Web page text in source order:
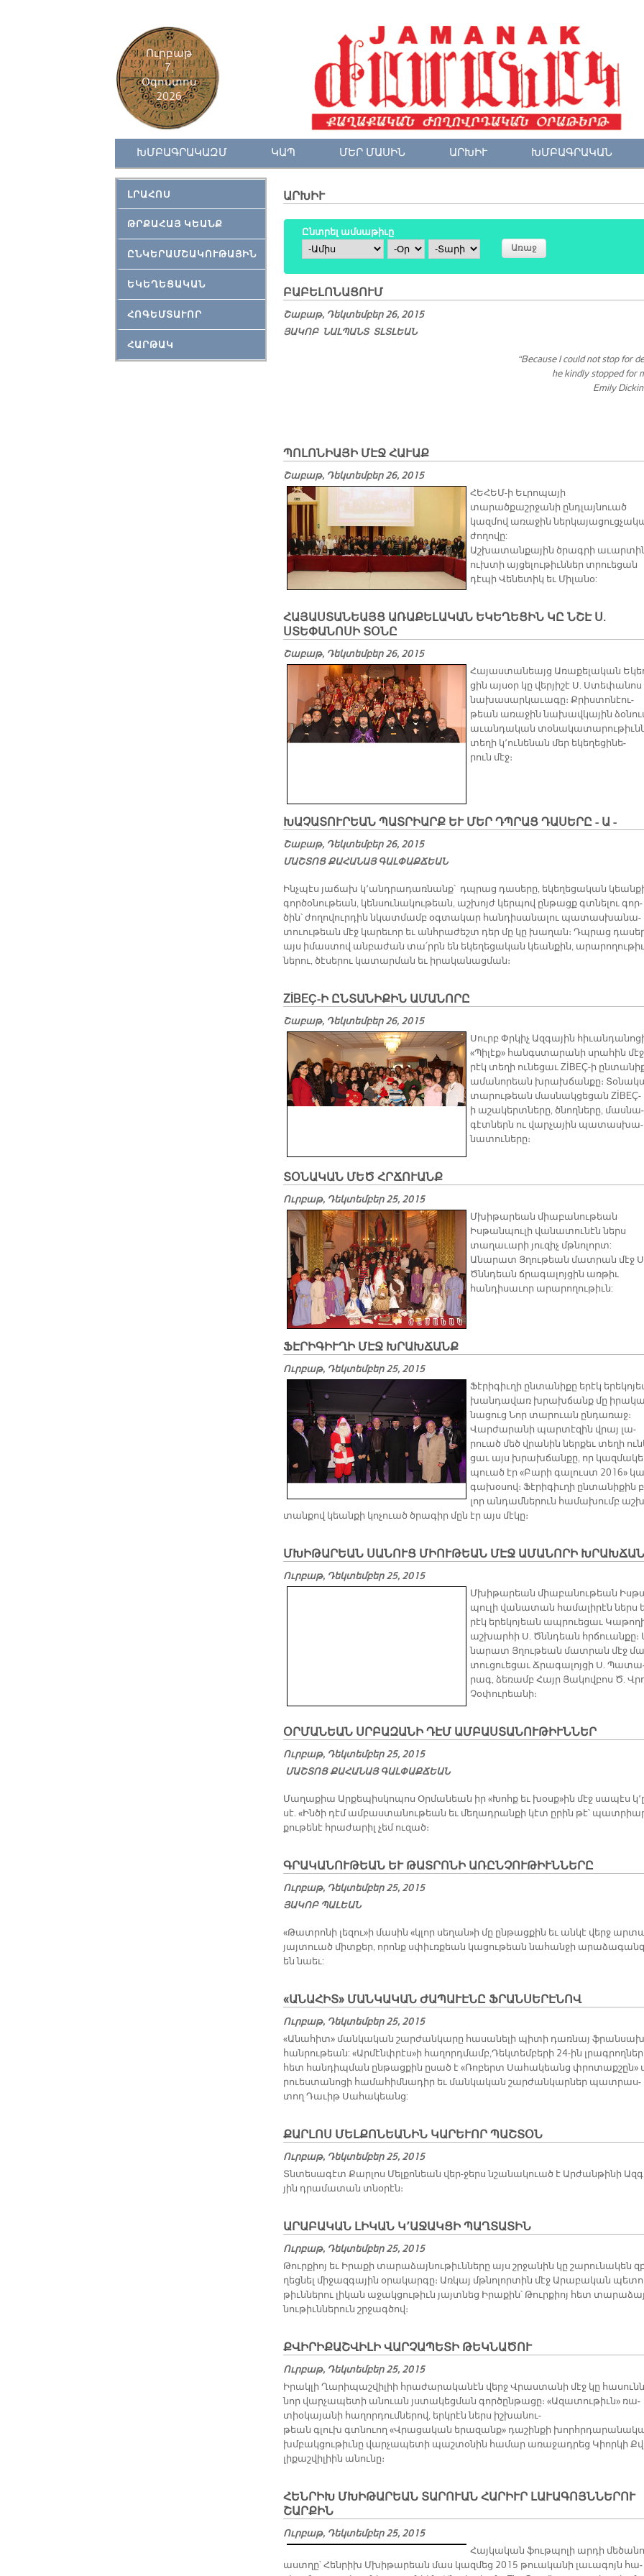
Ուրբաթ
7,
Օգոստոս
2026
ԽՄԲԱԳՐԱԿԱԶՄ ԿԱՊ ՄԵՐ ՄԱՍԻՆ ԱՐԽԻՒ ԽՄԲԱԳՐԱԿԱՆ
ԼՐԱՀՈՍ
ԹՐՔԱՀԱՅ ԿԵԱՆՔ
ԸՆԿԵՐԱՄՇԱԿՈՒԹԱՅԻՆ
ԵԿԵՂԵՑԱԿԱՆ
ՀՈԳԵՄՏԱՒՈՐ
ՀԱՐԹԱԿ
ԱՐԽԻՒ
Ընտրել ամսաթիւը
Ամիս
Օր Տարի
ԲԱ­ԲԵ­ԼՈ­ՆԱ­ՑՈՒՄ
Շաբաթ, Դեկտեմբեր 26, 2015
ՅԱ­ԿՈԲ ՆԱԼ­ՊԱՆՏ ՏԼՏԼԵԱՆ
“Because I could not stop for
he kindly stopped for
Emily
ՊՈԼՈՆԻԱՅԻ ՄԷՋ ՀԱՒԱՔ
Շաբաթ, Դեկտեմբեր 26, 2015
​ՀԵՀԵՄ-ի Եւրոպայի
տարածքաշրջանի ընդլայնուած
կազմով առաջին
ժողովը:
Աշխատանքային ծրագրի
ուխտի այցելութիւններ տրուեցան
դէպի Վենետիկ եւ Միլանօ:
ՀԱՅԱՍՏԱՆԵԱՅՑ ԱՌԱՔԵԼԱԿԱՆ ԵԿԵՂԵՑԻՆ ԿԸ ՆՇԷ Ս.
ՍՏԵՓԱՆՈՍԻ ՏՕՆԸ
Շաբաթ, Դեկտեմբեր 26, 2015
Հա­յաս­տա­նեայց Ա­ռա­քե­լա­կան
ցին այ­սօր կը վեր­յի­շէ Ս. Ստե­փա­նոս
նա­խա­սար­կա­ւա­գը։ Քրիս­տո­նէու­
թեան ա­ռա­ջին նա­խավ­կա­յին
ա­ւան­դա­կան
տե­ղի կ՚ու­նե­նան մեր ե­կե­ղե­ցի­նե­
րուն մէջ։
ԽԱ­ՉԱ­ՏՈՒ­ՐԵԱՆ ՊԱՏ­ՐԻԱՐՔ ԵՒ ՄԵՐ ԴՊՐԱՑ ԴԱ­ՍԵ­ՐԸ - Ա -
Շաբաթ, Դեկտեմբեր 26, 2015
ՄԱՇ­ՏՈՑ ՔԱ­ՀԱ­ՆԱՅ ԳԱԼ­ՓԱՔ­ՃԵԱՆ
Ինչ­պէս յա­ճախ կ՚անդ­րա­դառ­նանք՝ դպրաց դա­սե­րը, ե­կե­ղե­ցա­կան
գոր­ծօ­նու­թեան, կեն­սու­նա­կու­թեան, աշ­խոյժ կեր­պով ըն­թացք գտնե­լու գոր­
ծին՝ ժո­ղո­վուր­դին նկատ­մամբ օգ­տա­կար հան­դի­սա­նա­լու պա­տաս­խա­նա­
տուու­թեան մէջ կա­րե­ւոր եւ անհ­րա­ժեշտ դեր մը կը խա­ղան։ Դպրաց
այս ի­մաս­տով ան­բա­ժան տա՛րրն են ե­կե­ղե­ցա­կան կեան­քին,
նե­րու, ծէ­սե­րու կա­տար­ման եւ ի­րա­կա­նաց­ման։
ZİBEÇ-Ի ԸՆՏԱՆԻՔԻՆ ԱՄԱՆՈՐԸ
Շաբաթ, Դեկտեմբեր 26, 2015
Սուրբ Փրկիչ Ազ­գա­յին
«Պի­լէք» հանգս­տա­րա­նի սրա­հին
րէկ տե­ղի ու­նե­ցաւ ZİBEÇ-ի
ա­մա­նո­րեան խրախ­ճան­քը։
տա­րու­թեան մաս­նակ­ցե­ցան ZİBEÇ-
ի ա­շա­կերտ­նե­րը, ծնող­նե­րը, մաս­նա­
գէտ­ներն ու վար­չա­յին պա­տաս­խա­
նա­տու­նե­րը։
ՏՕՆԱԿԱՆ ՄԵԾ ՀՐՃՈՒԱՆՔ
Ուրբաթ, Դեկտեմբեր 25, 2015
Մխիթարեան միաբանութեան
Իսթանպուլի վանատունէն ներս
տաղաւարի յուզիչ մթնոլորտ:
Անարատ Յղութեան մատրան մէջ
Ծննդեան ճրագալոյցին առթիւ
հանդիսաւոր արարողութիւն:
ՖԷՐԻԳԻՒՂԻ ՄԷՋ ԽՐԱԽՃԱՆՔ
Ուրբաթ, Դեկտեմբեր 25, 2015
Ֆէ­րի­գիւ­ղի ըն­տա­նի­քը ե­րէկ
խան­դա­վառ խրախ­ճանք մը
նա­ցուց Նոր տա­րուան ըն­դա­ռաջ։
Վար­ժա­րա­նի պար­տէ­զին վրայ լա­
րուած մեծ վրա­նին ներ­քեւ տե­ղի
ցաւ այս խրախ­ճան­քը, որ
պուած էր «Բա­րի գա­լուստ 2016»
գա­խօ­սով։ Ֆէ­րի­գիւ­ղի ըն­տա­նի­քին
լոր ան­դամ­նե­րուն հա­մա­խումբ
տան­քով կեան­քի կո­չուած ծրա­գիր մըն էր այս մէ­կը։
ՄԽԻԹԱՐԵԱՆ ՍԱՆՈՒՑ ՄԻՈՒԹԵԱՆ ՄԷՋ ԱՄԱՆՈՐԻ
Ուրբաթ, Դեկտեմբեր 25, 2015
Մխի­թա­րեան միա­բա­նու­թեան
պու­լի վա­նա­տան հա­մա­լի­րէն ներս
րէկ ե­րե­կո­յեան ապ­րուե­ցաւ
աշ­խար­հի Ս. Ծննդեան հրճուան­քը։
նա­րատ Յղու­թեան մատ­րան մէջ
տու­ցուե­ցաւ Ճրա­գա­լոյ­ցի Ս.
րագ, ձե­ռամբ Հայր Յա­կով­բոս Ծ.
Չօ­փու­րեա­նի։
ՕՐ­ՄԱ­ՆԵԱՆ ՍՐԲԱ­ԶԱ­ՆԻ ԴԷՄ ԱՄ­ԲԱՍ­ՏԱ­ՆՈՒ­ԹԻՒՆ­ՆԵՐ
Ուրբաթ, Դեկտեմբեր 25, 2015
ՄԱՇ­ՏՈՑ ՔԱ­ՀԱ­ՆԱՅ ԳԱԼ­ՓԱՔ­ՃԵԱՆ
Մա­ղա­քիա Ար­քե­պիս­կո­պոս Օր­մա­նեան իր «Խոհք եւ խօսք»ին մէջ սա­պէս
սէ. «Ին­ծի դէմ ամ­բաս­տա­նու­թեան եւ մե­ղադ­րան­քի կէտ ը­րին թէ՝
քու­թե­նէ հրա­ժա­րիլ չեմ ու­զած։
ԳՐԱԿԱՆՈՒԹԵԱՆ ԵՒ ԹԱՏՐՈՆԻ ԱՌԸՆՉՈՒԹԻՒՆՆԵՐԸ
Ուրբաթ, Դեկտեմբեր 25, 2015
ՅԱԿՈԲ ՊԱԼԵԱՆ
«Թատ­րո­նի լե­զու»ի մա­սին «կլոր սե­ղան»ի մը ըն­թաց­քին եւ ան­կէ վերջ
յայ­տուած միտ­քեր, ո­րոնք սփիւռ­քեան կա­ցու­թեան նա­հան­ջի
են նաեւ:
«ԱՆԱՀԻՏ» ՄԱՆԿԱԿԱՆ ԺԱՊԱՒԷՆԸ ՖՐԱՆՍԵՐԷՆՈՎ
Ուրբաթ, Դեկտեմբեր 25, 2015
«Ա­նա­հիտ» ման­կա­կան շար­ժան­կա­րը հա­սա­նե­լի պի­տի դառ­նայ
հան­րու­թեան: «Ար­մէնփ­րէս»ի հա­ղորդ­մամբ,Դեկ­տեմ­բե­րի 24-­ին
հետ հան­դիպ­ման ըն­թաց­քին ը­սած է «Ռո­բերտ Սա­հա­կեանց
րուես­տա­նո­ցի հա­մա­հիմ­նա­դիր եւ ման­կա­կան շար­ժան­կար­ներ պատ­րաս­
տող Դա­ւիթ Սա­հա­կեան­ց:
ՔԱՐԼՈՍ ՄԵԼՔՈՆԵԱՆԻՆ ԿԱՐԵՒՈՐ ՊԱՇՏՕՆ
Ուրբաթ, Դեկտեմբեր 25, 2015
Տնտե­սա­գէտ Քար­լոս Մել­քո­նեան վեր-ջերս նշա­նա­կուած է Ար­ժան­թի­նի
յին դրա­մա­տան տնօ­րէն։
ԱՐԱԲԱԿԱՆ ԼԻԿԱՆ Կ՚ԱՋԱԿՑԻ ՊԱՂՏԱՏԻՆ
Ուրբաթ, Դեկտեմբեր 25, 2015
Թուր­քիոյ եւ Ի­րա­քի տա­րա­ձայ­նու­թիւն­նե­րը այս շրջա­նին կը շա­րու­նա­կեն
ղեց­նել մի­ջազ­գա­յին օ­րա­կար­գը։ Առ­կայ մթնո­լոր­տին մէջ Ա­րա­բա­կան
թիւն­նե­րու լի­կան ա­ջակ­ցու­թիւն յայտ­նեց Ի­րա­քին՝ Թուր­քիոյ հետ
նու­թիւն­նե­րուն շրջագ­ծով։
ՔՎԻՐԻՔԱՇՎԻԼԻ ՎԱՐՉԱՊԵՏԻ ԹԵԿՆԱԾՈՒ
Ուրբաթ, Դեկտեմբեր 25, 2015
Ի­րակ­լի Ղա­րի­պաշ­վի­լիի հրա­ժա­րա­կա­նէն վերջ Վրաս­տա­նի մէջ կը
նոր վար­չա­պե­տի ա­նուան յստա­կեց­ման գոր­ծըն­թա­ցը։ «Ա­զա­տու­թիւն» ռա­
տիօ­կա­յա­նի հա­ղոր­դում­նե­րով, երկ­րէն ներս իշ­խա­նու­
թեան գլուխ գտնուող «Վրա­ցա­կան ե­րա­զանք» դա­շին­քի
խմբակ­ցու­թիւ­նը վար­չա­պե­տի պաշ­տօ­նին հա­մար ա­ռա­ջադ­րեց Կիոր­կի
լի­քաշ­վի­լիին ա­նու­նը։
ՀԵՆՐԻԽ ՄԽԻԹԱՐԵԱՆ ՏԱՐՈՒԱՆ ՀԱՐԻՒՐ ԼԱՒԱԳՈՅՆՆԵՐՈՒ
ՇԱՐՔԻՆ
Ուրբաթ, Դեկտեմբեր 25, 2015
Հայ­կա­կան ֆութ­պո­լի ար­դի
աստ­ղը՝ Հեն­րիխ Մխի­թա­րեան մաս կազ­մեց 2015 թուա­կա­նի լա­ւա­գոյն հա­